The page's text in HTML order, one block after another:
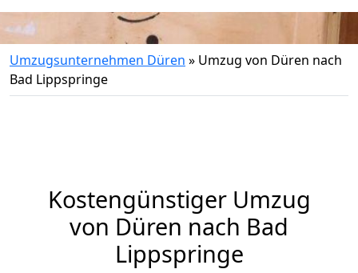
Umzugsunternehmen Düren » Umzug von Düren nach
Bad Lippspringe
Kostengünstiger Umzug
von Düren nach Bad
Lippspringe